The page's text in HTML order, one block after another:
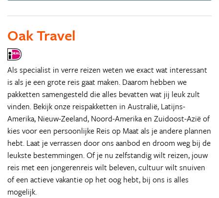
Oak Travel
Als specialist in verre reizen weten we exact wat interessant
is als je een grote reis gaat maken. Daarom hebben we
pakketten samengesteld die alles bevatten wat jij leuk zult
vinden. Bekijk onze reispakketten in Australië, Latijns-
Amerika, Nieuw-Zeeland, Noord-Amerika en Zuidoost-Azië of
kies voor een persoonlijke Reis op Maat als je andere plannen
hebt. Laat je verrassen door ons aanbod en droom weg bij de
leukste bestemmingen. Of je nu zelfstandig wilt reizen, jouw
reis met een jongerenreis wilt beleven, cultuur wilt snuiven
of een actieve vakantie op het oog hebt, bij ons is alles
mogelijk.